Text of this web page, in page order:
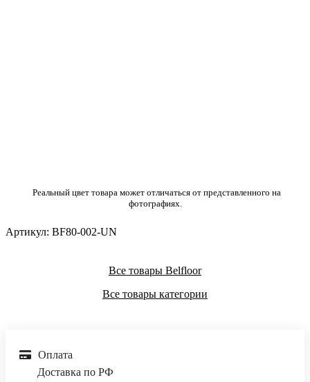
Реальный цвет товара может отличаться от представленного на
фотографиях.
Артикул: BF80-002-UN
Все товары Belfloor
Все товары категории
Оплата
Доставка по РФ